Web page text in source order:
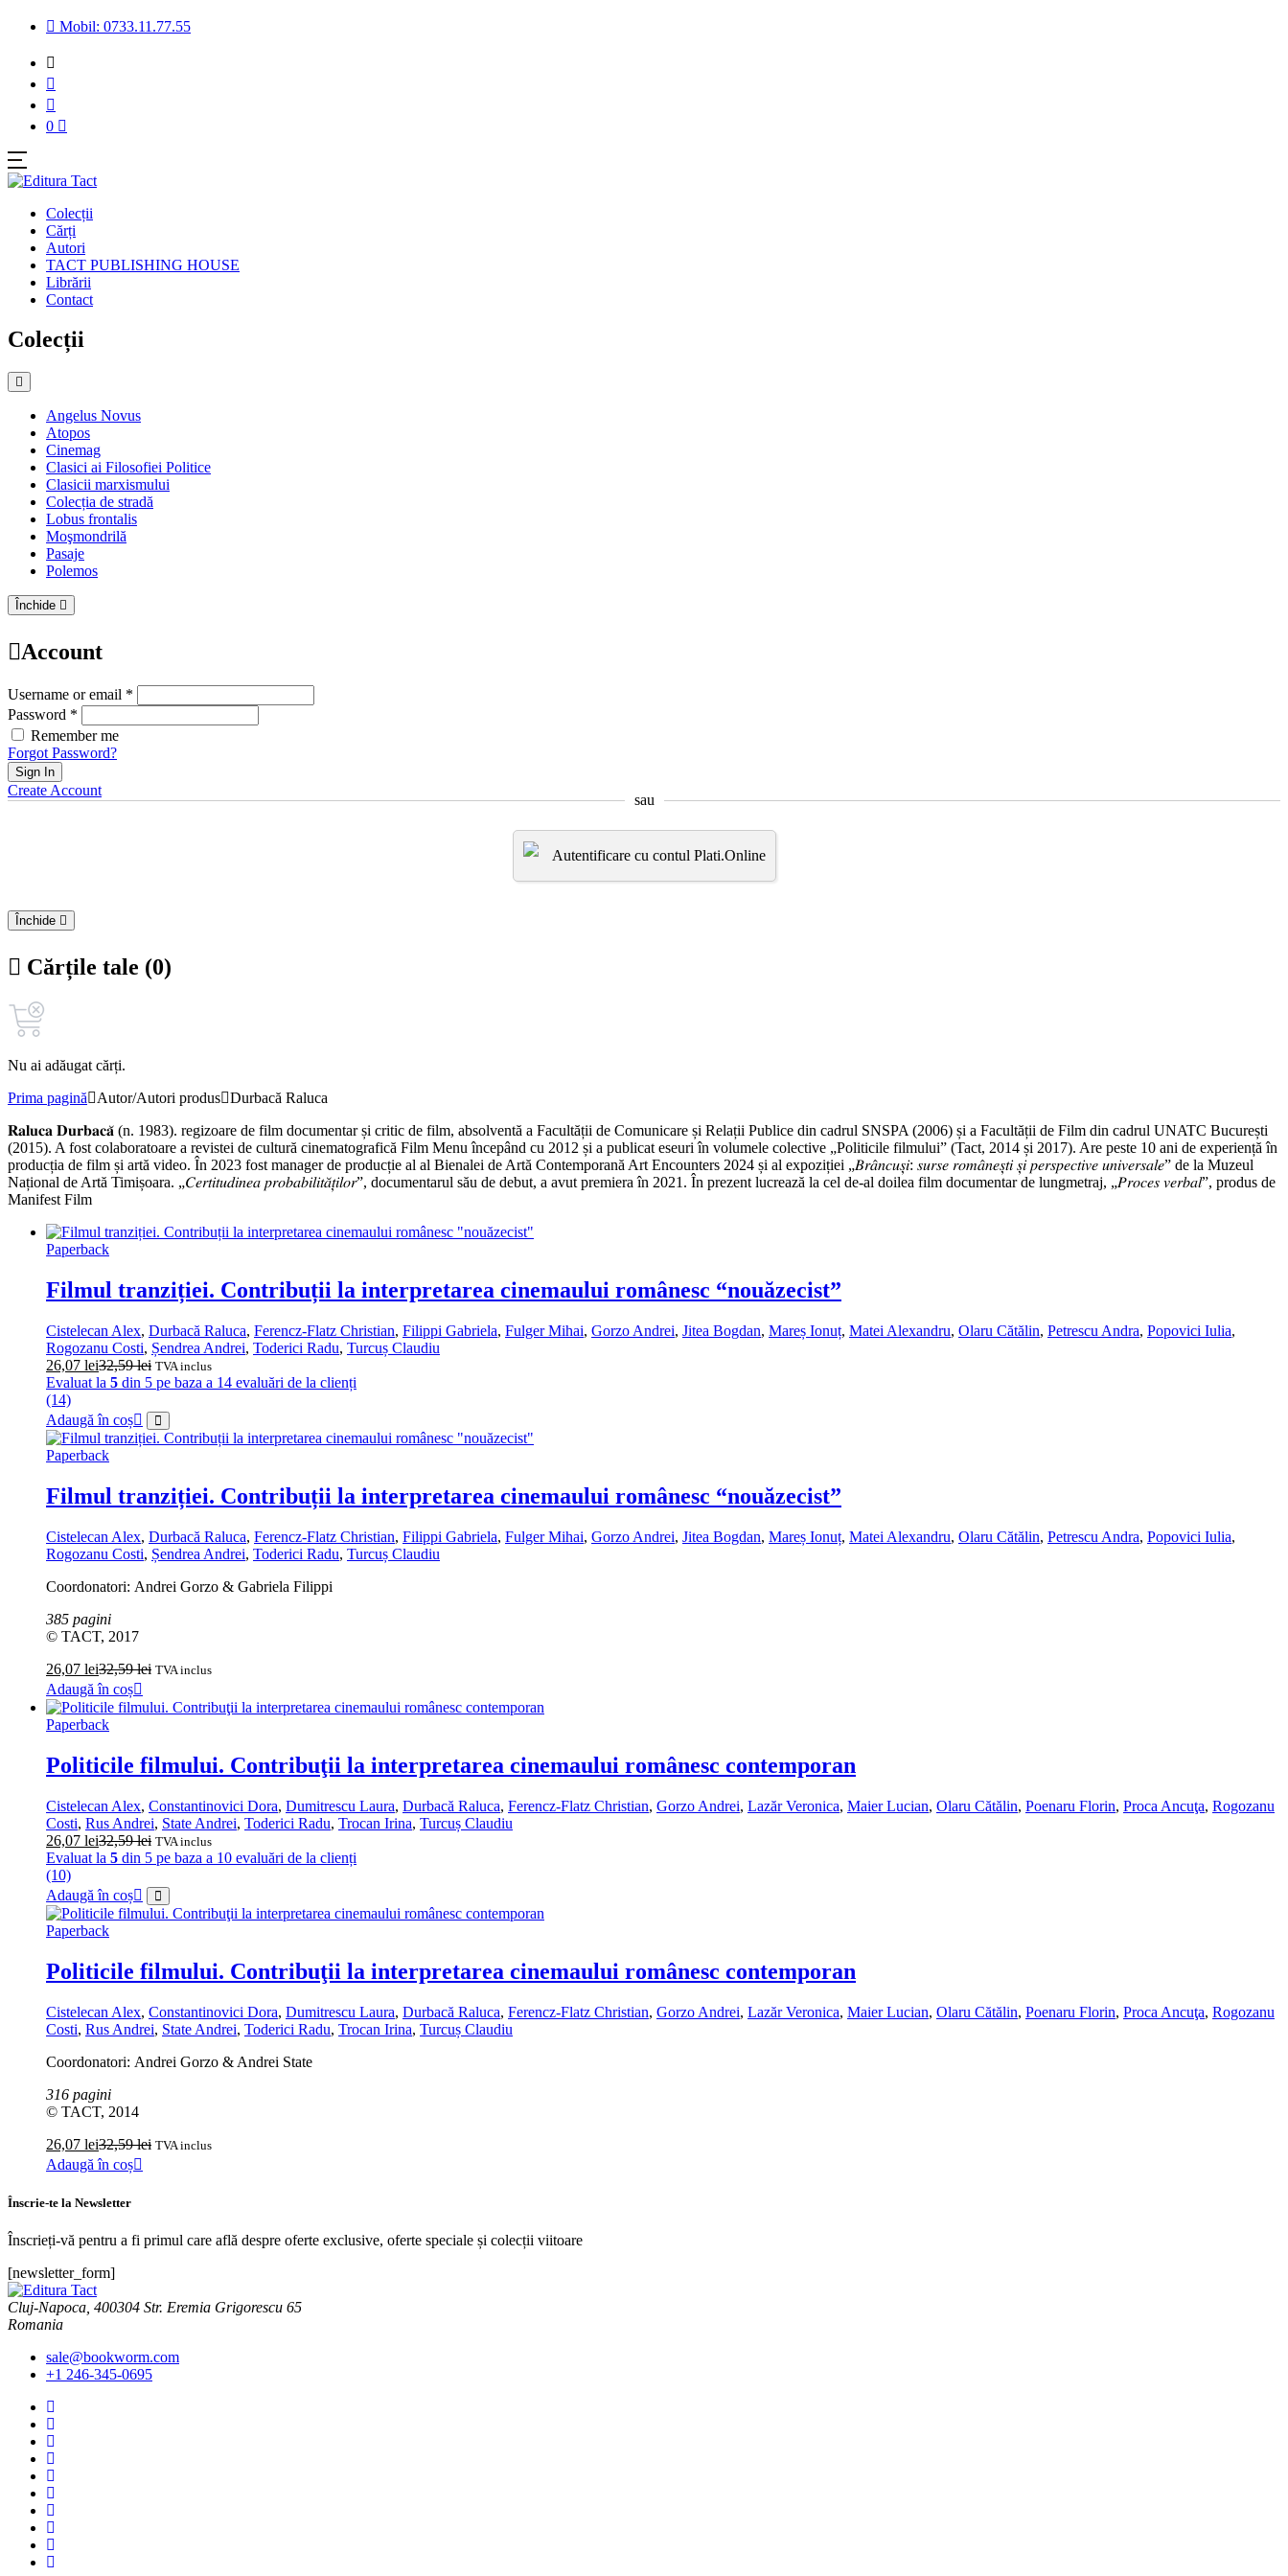
Mobil: 0733.11.77.55
0
Colecții
Cărți
Autori
TACT PUBLISHING HOUSE
Librării
Contact
Colecții
Angelus Novus
Atopos
Cinemag
Clasici ai Filosofiei Politice
Clasicii marxismului
Colecția de stradă
Lobus frontalis
Moşmondrilă
Pasaje
Polemos
Închide
Account
Username or email *
Password *
Remember me
Forgot Password?
Sign In
Create Account
sau
Autentificare cu contul Plati.Online
Închide
Cărțile tale (0)
Nu ai adăugat cărți.
Prima pagină
Autor/Autori produs Durbacă Raluca
𝐑𝐚𝐥𝐮𝐜𝐚 𝐃𝐮𝐫𝐛𝐚𝐜𝐚̆ (n. 1983). regizoare de film documentar și critic de film, absolventă a Facultății de Comunicare și Relații Publice din cadrul SNSPA (2006) și a Facultății de Film din cadrul UNATC București
(2015). A fost colaboratoare a revistei de cultură cinematografică Film Menu începând cu 2012 și a publicat eseuri în volumele colective „Politicile filmului” (Tact, 2014 și 2017). Are peste 10 ani de experiență în
producția de film și artă video. În 2023 fost manager de producție al al Bienalei de Artă Contemporană Art Encounters 2024 și al expoziției „𝐵𝑟𝑎̂𝑛𝑐𝑢𝑠̦𝑖: 𝑠𝑢𝑟𝑠𝑒 𝑟𝑜𝑚𝑎̂𝑛𝑒𝑠̦𝑡𝑖 𝑠̦𝑖 𝑝𝑒𝑟𝑠𝑝𝑒𝑐𝑡𝑖𝑣𝑒 𝑢𝑛𝑖𝑣𝑒𝑟𝑠𝑎𝑙𝑒” de la Muzeul
Național de Artă Timișoara. „𝐶𝑒𝑟𝑡𝑖𝑡𝑢𝑑𝑖𝑛𝑒𝑎 𝑝𝑟𝑜𝑏𝑎𝑏𝑖𝑙𝑖𝑡𝑎̆𝑡̦𝑖𝑙𝑜𝑟”, documentarul său de debut, a avut premiera în 2021. În prezent lucrează la cel de-al doilea film documentar de lungmetraj, „𝑃𝑟𝑜𝑐𝑒𝑠 𝑣𝑒𝑟𝑏𝑎𝑙”, produs de
Manifest Film
Paperback
Filmul tranziției. Contribuții la interpretarea cinemaului românesc “nouăzecist”
Cistelecan Alex, Durbacă Raluca, Ferencz-Flatz Christian, Filippi Gabriela, Fulger Mihai, Gorzo Andrei, Jitea Bogdan, Mareș Ionuț, Matei Alexandru, Olaru Cătălin, Petrescu Andra, Popovici Iulia,
Rogozanu Costi, Șendrea Andrei, Toderici Radu, Turcuș Claudiu
26,07 lei32,59lei TVA inclus
Evaluat la 5 din 5 pe baza a 14 evaluări de la clienți
(14)
Adaugă în coș
Paperback
Filmul tranziției. Contribuții la interpretarea cinemaului românesc “nouăzecist”
Cistelecan Alex, Durbacă Raluca, Ferencz-Flatz Christian, Filippi Gabriela, Fulger Mihai, Gorzo Andrei, Jitea Bogdan, Mareș Ionuț, Matei Alexandru, Olaru Cătălin, Petrescu Andra, Popovici Iulia,
Rogozanu Costi, Șendrea Andrei, Toderici Radu, Turcuș Claudiu
Coordonatori: Andrei Gorzo & Gabriela Filippi
385 pagini
© TACT, 2017
26,07 lei32,59lei TVA inclus
Adaugă în coș
Paperback
Politicile filmului. Contribuţii la interpretarea cinemaului românesc contemporan
Cistelecan Alex, Constantinovici Dora, Dumitrescu Laura, Durbacă Raluca, Ferencz-Flatz Christian, Gorzo Andrei, Lazăr Veronica, Maier Lucian, Olaru Cătălin, Poenaru Florin, Proca Ancuţa, Rogozanu
Costi, Rus Andrei, State Andrei, Toderici Radu, Trocan Irina, Turcuș Claudiu
26,07 lei32,59lei TVA inclus
Evaluat la 5 din 5 pe baza a 10 evaluări de la clienți
(10)
Adaugă în coș
Paperback
Politicile filmului. Contribuţii la interpretarea cinemaului românesc contemporan
Cistelecan Alex, Constantinovici Dora, Dumitrescu Laura, Durbacă Raluca, Ferencz-Flatz Christian, Gorzo Andrei, Lazăr Veronica, Maier Lucian, Olaru Cătălin, Poenaru Florin, Proca Ancuţa, Rogozanu
Costi, Rus Andrei, State Andrei, Toderici Radu, Trocan Irina, Turcuș Claudiu
Coordonatori: Andrei Gorzo & Andrei State
316 pagini
© TACT, 2014
26,07 lei32,59lei TVA inclus
Adaugă în coș
Înscrie-te la Newsletter
Înscrieți-vă pentru a fi primul care află despre oferte exclusive, oferte speciale și colecții viitoare
[newsletter_form]
Cluj-Napoca, 400304 Str. Eremia Grigorescu 65
Romania
sale@bookworm.com
+1 246-345-0695